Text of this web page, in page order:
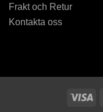
Frakt och Retur
Kontakta oss